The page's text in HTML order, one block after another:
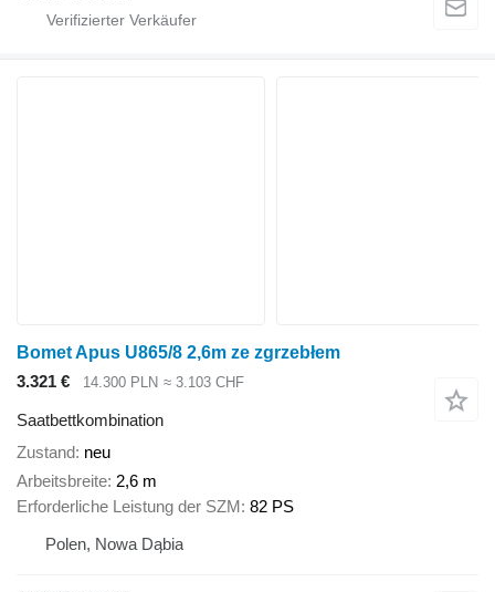
Bomet Apus U865/8 2,6m ze zgrzebłem
3.321 €
14.300 PLN ≈ 3.103 CHF
Saatbettkombination
Zustand neu
Arbeitsbreite 2,6 m
Erforderliche Leistung der SZM 82 PS
Polen, Nowa Dąbia